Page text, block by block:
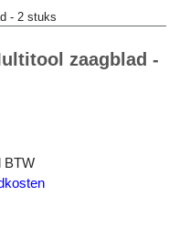
- 2 stuks
zaagblad -
BTW